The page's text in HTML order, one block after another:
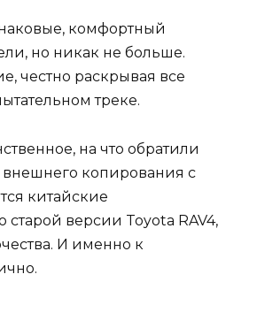
комфортный
но никак не больше.
честно раскрывая все
треке.
на что обратили
внешнего копирования с
китайские
версии Toyota RAV4,
И именно к